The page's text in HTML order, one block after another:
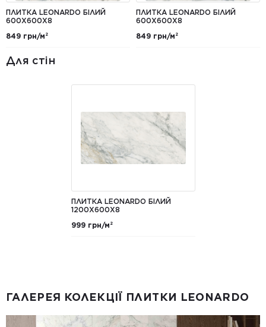
ПЛИТКА LEONARDO БІЛИЙ
600Х600Х8
849 грн/м²
ПЛИТКА LEONARDO БІЛИЙ
600Х600Х8
849 грн/м²
Для стін
ПЛИТКА LEONARDO БІЛИЙ
1200X600X8
999 грн/м²
ГАЛЕРЕЯ КОЛЕКЦІЇ ПЛИТКИ LEONARDO